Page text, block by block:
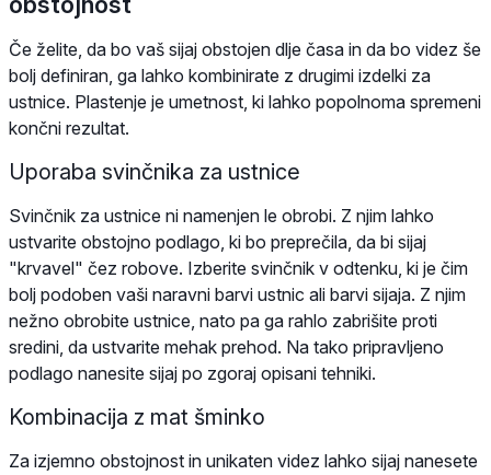
Če želite, da bo vaš sijaj obstojen dlje časa in da bo videz še
bolj definiran, ga lahko kombinirate z drugimi izdelki za
ustnice. Plastenje je umetnost, ki lahko popolnoma spremeni
končni rezultat.
Uporaba svinčnika za ustnice
Svinčnik za ustnice ni namenjen le obrobi. Z njim lahko
ustvarite obstojno podlago, ki bo preprečila, da bi sijaj
"krvavel" čez robove. Izberite svinčnik v odtenku, ki je čim
bolj podoben vaši naravni barvi ustnic ali barvi sijaja. Z njim
nežno obrobite ustnice, nato pa ga rahlo zabrišite proti
sredini, da ustvarite mehak prehod. Na tako pripravljeno
podlago nanesite sijaj po zgoraj opisani tehniki.
Kombinacija z mat šminko
Za izjemno obstojnost in unikaten videz lahko sijaj nanesete